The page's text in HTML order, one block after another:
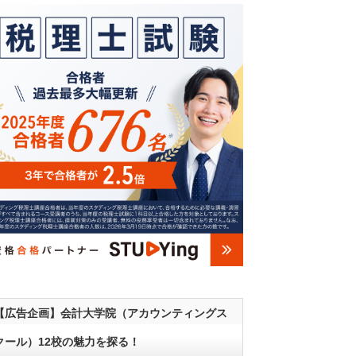
広告企画】会計大学院（アカウンティングス
ール）12校の魅力を探る！